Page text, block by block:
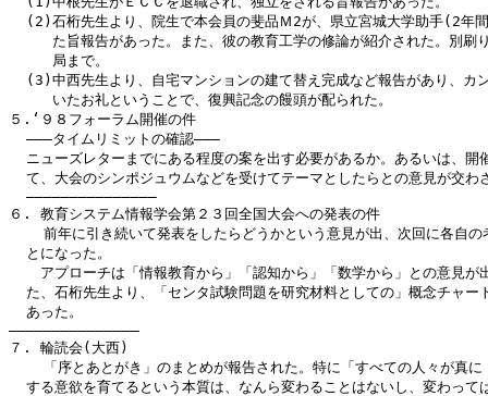
(2)石桁先生より、院生で本会員の斐品Ｍ2が、県立宮城大学助手(2年
た旨報告があった。また、彼の教育工学の修論が紹介された。別刷
     局まで。
(3)中西先生より、自宅マンションの建て替え完成など報告があり、カ
     いたお礼ということで、復興記念の饅頭が配られた。
５.‘９８フォーラム開催の件
  ―――タイムリミットの確認―――
ニューズレターまでにある程度の案を出す必要があるか。あるいは、開
て、大会のシンポジュウムなどを受けてテーマとしたらとの意見が交わ
  ―――――――――――――――
６. 教育システム情報学会第２３回全国大会への発表の件
前年に引き続いて発表をしたらどうかという意見が出、次回に各自の
  とになった。
アプローチは「情報教育から」「認知から」「数学から」との意見が
た、石桁先生より、「センタ試験問題を研究材料としての」概念チャー
  あった。
―――――――――――――――
７. 輪読会(大西)
「序とあとがき」のまとめが報告された。特に「すべての人々が真に
する意欲を育てるという本質は、なんら変わることはないし、変わって